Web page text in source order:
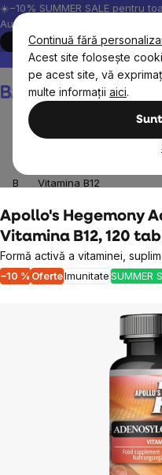
Continuă fără
Acest site folosește
pe acest site, vă
multe informații aici.
Treci
la
conținut
☀️−10% SUMMER SALE pentru
August, 2026.
Peste 200.000 de recenzii
B
Vitamina B12
Apollo's Hegemony
Vitamina B12, 120
Formă activă a vitaminei,
–10 % OferteImunitateSUMMER